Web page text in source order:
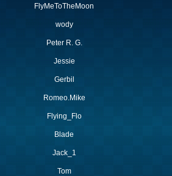
FlyMeToTheMoon
wody
Peter R. G.
Jessie
Gerbil
Romeo.Mike
Flying_Flo
Blade
Jack_1
Tom